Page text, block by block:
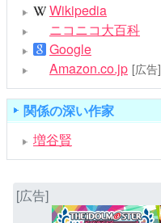
Wikipedia
ニコニコ大百科
Google
Amazon.co.jp [広告]
関係の深い作家
増谷賢
[広告]